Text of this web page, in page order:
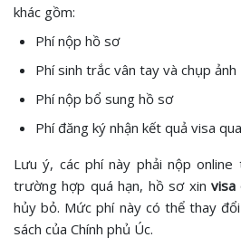
khác gồm:
Phí nộp hồ sơ
Phí sinh trắc vân tay và chụp ảnh
Phí nộp bổ sung hồ sơ
Phí đăng ký nhận kết quả visa
Lưu ý, các phí này phải nộp
trường hợp quá hạn, hồ sơ xin visa
hủy bỏ. Mức phí này có thể thay
sách của Chính phủ Úc.